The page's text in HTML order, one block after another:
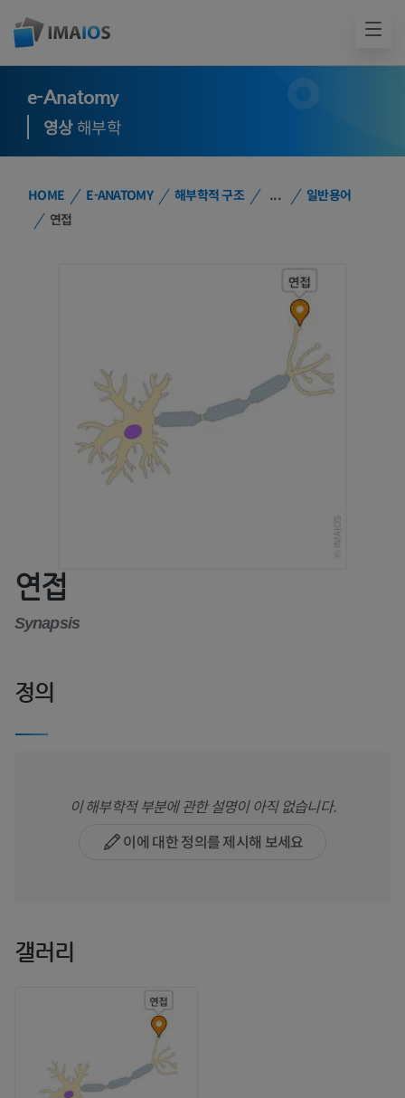
e-Anatomy
영상해부학
HOME E-ANATOMY 해부학적 구조 ...
일반용어
연접
연접
Synapsis
정의
이 해부학적 부분에 관한 설명이 아직 없습니다.
이에 대한 정의를 제시해 보세요
갤러리